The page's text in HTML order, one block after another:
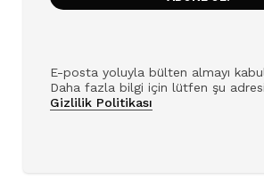
E-posta yoluyla bülten almayı
Daha fazla bilgi için lütfen şu
Gizlilik Politikası